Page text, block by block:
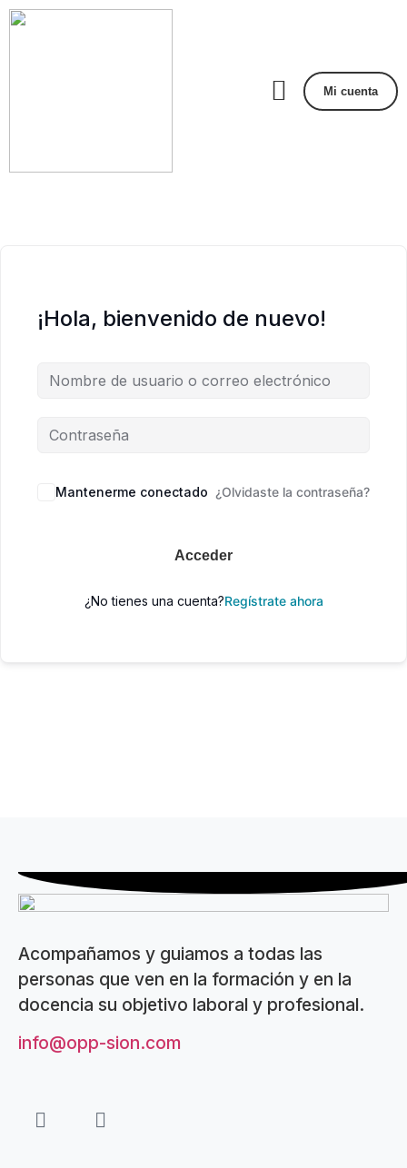
Mi cuenta
¡Hola, bienvenido de nuevo!
Mantenerme conectado ¿Olvidaste la contraseña?
Acceder
¿No tienes una cuenta?Regístrate ahora
Acompañamos y guiamos a todas las
personas que ven en la formación y en la
docencia su objetivo laboral y profesional.
info@opp-sion.com